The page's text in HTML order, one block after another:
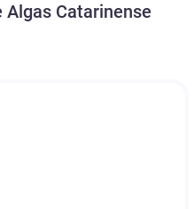
Algas Catarinense